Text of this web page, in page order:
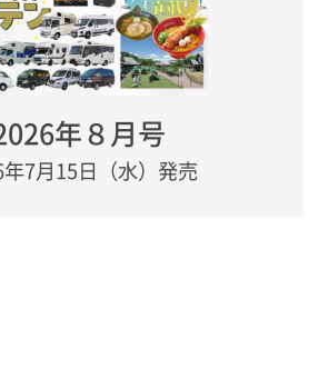
年８月号
7月15日（水）発売